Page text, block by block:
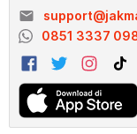
email
0851 3337